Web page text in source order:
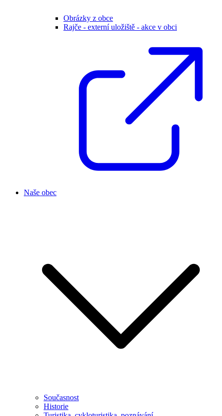
Obrázky z obce
Rajče - externí uložiště - akce v obci
Naše obec
Současnost
Historie